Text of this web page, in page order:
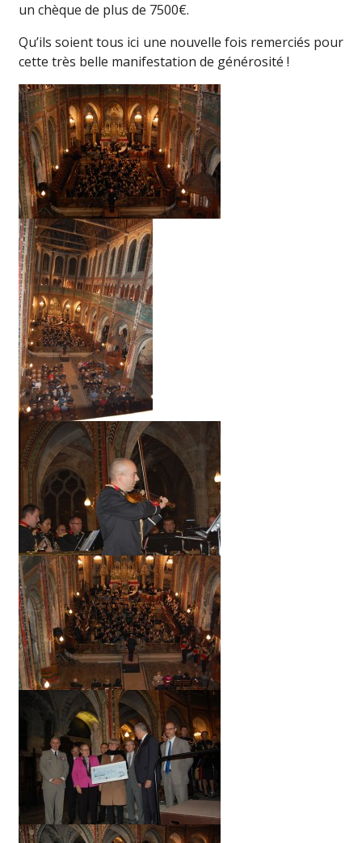
un chèque de plus de 7500€.
Qu’ils soient tous ici une nouvelle fois remerciés pour
cette très belle manifestation de générosité !